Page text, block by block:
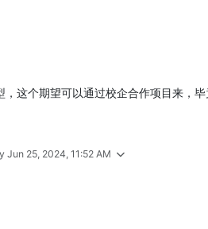
，这个期望可以通过校企合作项目来，
Jun 25, 2024, 11:52 AM